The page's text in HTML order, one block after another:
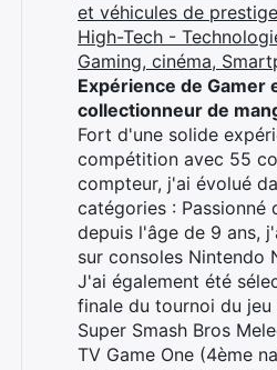
et véhicules de prestige
High-Tech -
Gaming, cinéma,
Expérience de Gamer
collectionneur de
Fort d'une solide
compétition avec 55
compteur, j'ai évolué
catégories : Passionné
depuis l'âge de 9 ans,
sur consoles Nintendo
J'ai également été
finale du tournoi du jeu
Super Smash Bros
TV Game One (4ème